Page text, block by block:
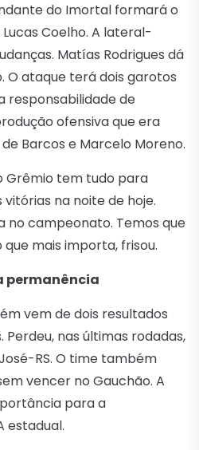
do Imortal formará o
Coelho. A lateral-
Matías Rodrigues dá
O ataque terá dois garotos
responsabilidade de
ofensiva que era
Barcos e Marcelo Moreno.
Grêmio tem tudo para
na noite de hoje.
no campeonato. Temos que
mais importa, frisou.
permanência
vem de dois resultados
nas últimas rodadas,
RS. O time também
vencer no Gauchão. A
para a
estadual.